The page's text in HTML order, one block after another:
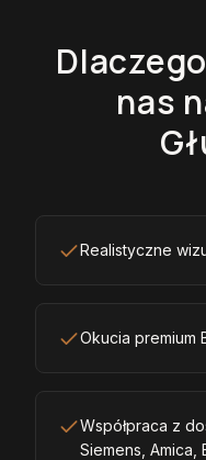
nas
Realistyczne
Okucia premium
Współpraca z
Siemens, Amica,